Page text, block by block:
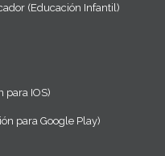
(Educación Infantil)
para IOS)
para Google Play)